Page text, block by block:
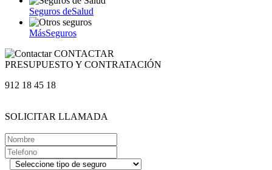
Seguros deSalud
MásSeguros
CONTACTAR
PRESUPUESTO Y CONTRATACIÓN
912 18 45 18
SOLICITAR LLAMADA